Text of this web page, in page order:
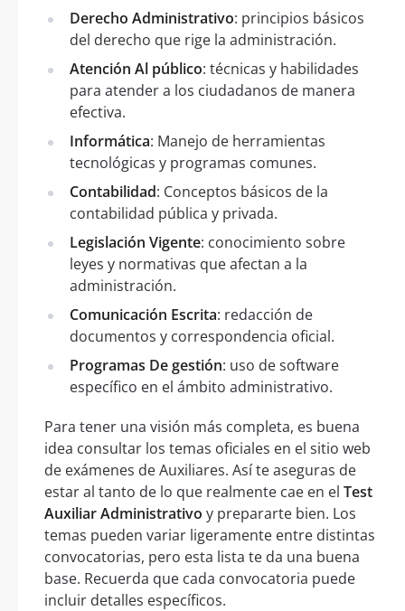
Derecho Administrativo: principios básicos
del derecho que rige la administración.
Atención Al público: técnicas y habilidades
para atender a los ciudadanos de manera
efectiva.
Informática: Manejo de herramientas
tecnológicas y programas comunes.
Contabilidad: Conceptos básicos de la
contabilidad pública y privada.
Legislación Vigente: conocimiento sobre
leyes y normativas que afectan a la
administración.
Comunicación Escrita: redacción de
documentos y correspondencia oficial.
Programas De gestión: uso de software
específico en el ámbito administrativo.
Para tener una visión más completa, es buena
idea consultar los temas oficiales en el sitio web
de exámenes de Auxiliares. Así te aseguras de
estar al tanto de lo que realmente cae en el Test
Auxiliar Administrativo y prepararte bien. Los
temas pueden variar ligeramente entre distintas
convocatorias, pero esta lista te da una buena
base. Recuerda que cada convocatoria puede
incluir detalles específicos.